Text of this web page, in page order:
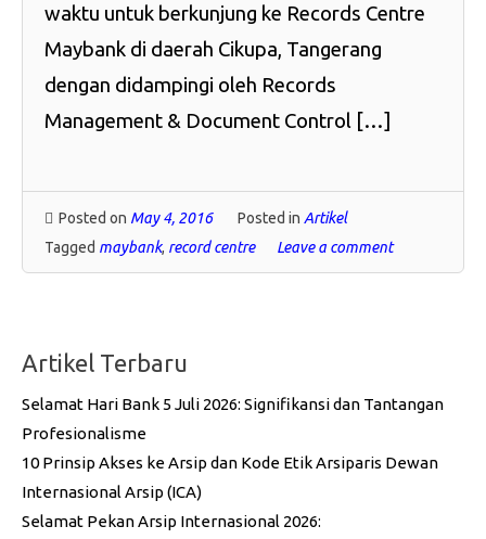
waktu untuk berkunjung ke Records Centre
Maybank di daerah Cikupa, Tangerang
dengan didampingi oleh Records
Management & Document Control […]
Posted on May 4, 2016 Posted in Artikel
Tagged maybank, record centre Leave a comment
Artikel Terbaru
Selamat Hari Bank 5 Juli 2026: Signifikansi dan Tantangan
Profesionalisme
10 Prinsip Akses ke Arsip dan Kode Etik Arsiparis Dewan
Internasional Arsip (ICA)
Selamat Pekan Arsip Internasional 2026: